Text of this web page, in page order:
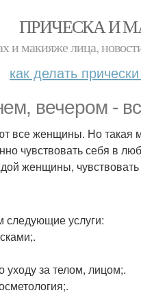
ПРИЧЕСКА И
и макияже лица,
как делать
вечером -
все женщины. Но такая
чувствовать себя в
женщины,
услуги:
за телом, лицом;.